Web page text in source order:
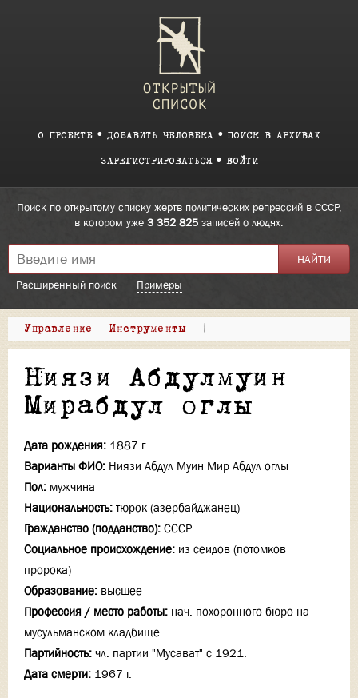
О ПРОЕКТЕ ДОБАВИТЬ ЧЕЛОВЕКА ПОИСК В АРХИВАХ
ЗАРЕГИСТРИРОВАТЬСЯ ВОЙТИ
Поиск по открытому списку жертв политических репрессий в СССР,
в котором уже 3 352 825 записей о людях.
Расширенный поиск Примеры
Управление Инструменты |
Ниязи Абдулмуин
Мирабдул оглы
Дата рождения: 1887 г.
Варианты ФИО: Ниязи Абдул Муин Мир Абдул оглы
Пол: мужчина
Национальность: тюрок (азербайджанец)
Гражданство (подданство): СССР
Социальное происхождение: из сеидов (потомков
пророка)
Образование: высшее
Профессия / место работы: нач. похоронного бюро на
мусульманском кладбище.
Партийность: чл. партии "Мусават" с 1921.
Дата смерти: 1967 г.